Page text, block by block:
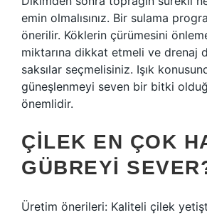
emin olmalısınız. Bir sulama
önerilir. Köklerin çürümesini
miktarına dikkat etmeli ve drenaj
saksılar seçmelisiniz. Işık
güneşlenmeyi seven bir bitki
önemlidir.
ÇILEK EN ÇOK
GÜBREYI
Üretim önerileri: Kaliteli çilek